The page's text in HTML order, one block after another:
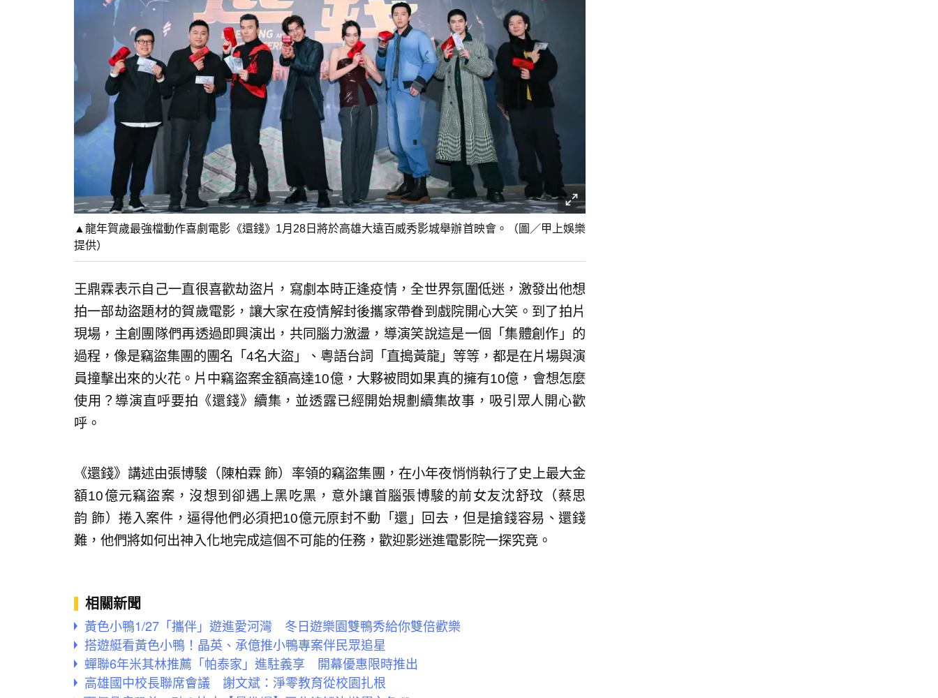
▲龍年賀歲最強檔動作喜劇電影《還錢》1月28日將於高雄大遠百威秀影城舉辦首映會。（圖／甲上娛樂
提供）
王鼎霖表示自己一直很喜歡劫盜片，寫劇本時正逢疫情，全世界氛圍低迷，激發出他想
拍一部劫盜題材的賀歲電影，讓大家在疫情解封後攜家帶眷到戲院開心大笑。到了拍片
現場，主創團隊們再透過即興演出，共同腦力激盪，導演笑說這是一個「集體創作」的
過程，像是竊盜集團的團名「4名大盜」、粵語台詞「直搗黃龍」等等，都是在片場與演
員撞擊出來的火花。片中竊盜案金額高達10億，大夥被問如果真的擁有10億，會想怎麼
使用？導演直呼要拍《還錢》續集，並透露已經開始規劃續集故事，吸引眾人開心歡
呼。
《還錢》講述由張博駿（陳柏霖 飾）率領的竊盜集團，在小年夜悄悄執行了史上最大金
額10億元竊盜案，沒想到卻遇上黑吃黑，意外讓首腦張博駿的前女友沈舒玟（蔡思
韵 飾）捲入案件，逼得他們必須把10億元原封不動「還」回去，但是搶錢容易、還錢
難，他們將如何出神入化地完成這個不可能的任務，歡迎影迷進電影院一探究竟。
相關新聞
黃色小鴨1/27「攜伴」遊進愛河灣 冬日遊樂園雙鴨秀給你雙倍歡樂
搭遊艇看黃色小鴨！晶英、承億推小鴨專案伴民眾追星
蟬聯6年米其林推薦「帕泰家」進駐義享 開幕優惠限時推出
高雄國中校長聯席會議 謝文斌：淨零教育從校園扎根